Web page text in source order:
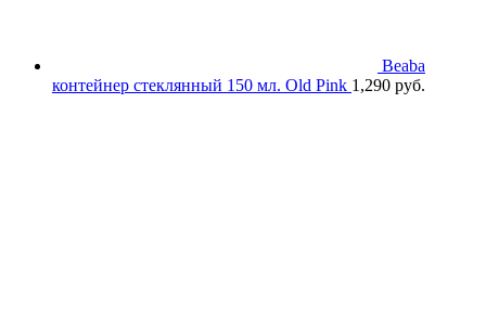
Beaba
контейнер стеклянный 150 мл. Old Pink 1,290 руб.